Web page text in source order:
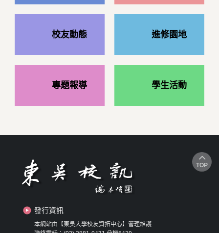
校友動態 進修園地
專題報導 學生活動
發行資訊
本網站由【東吳大學校友資拓中心】管理維護
TOP